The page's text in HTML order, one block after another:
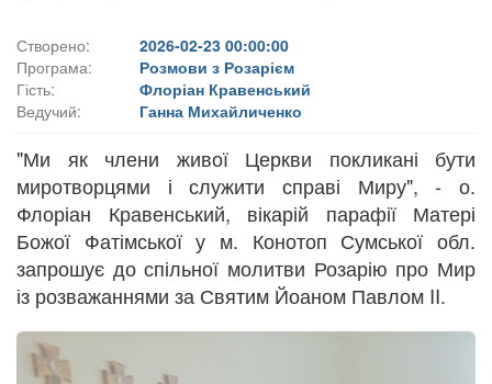
Створено:
2026-02-23 00:00:00
Програма:
Розмови з Розарієм
Гість:
Флоріан Кравенський
Ведучий:
Ганна Михайличенко
"Ми як члени живої Церкви покликані бути
миротворцями і служити справі Миру", - о.
Флоріан Кравенський, вікарій парафії Матері
Божої Фатімської у м. Конотоп Сумської обл.
запрошує до спільної молитви Розарію про Мир
із розважаннями за Святим Йоаном Павлом II.